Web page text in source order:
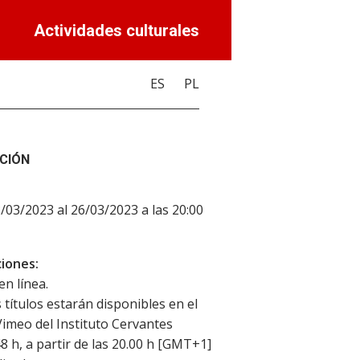
Actividades culturales
ES PL
03/2023 al 26/03/2023 a las 20:00
línea.
títulos estarán disponibles en el
del Instituto Cervantes
h, a partir de las 20.00 h [GMT+1]